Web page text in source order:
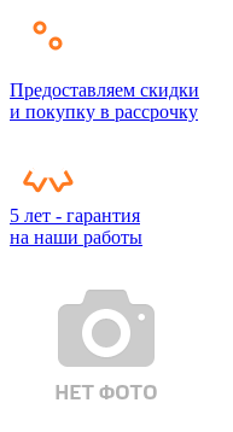
Предоставляем скидки
и покупку в рассрочку
5 лет - гарантия
на наши работы